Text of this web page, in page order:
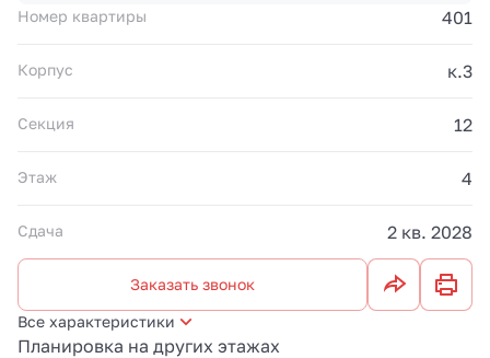
Номер квартиры 401
Корпус к.3
Секция 12
Этаж 4
Сдача 2 кв. 2028
Заказать звонок
Все характеристики
Планировка на других этажах